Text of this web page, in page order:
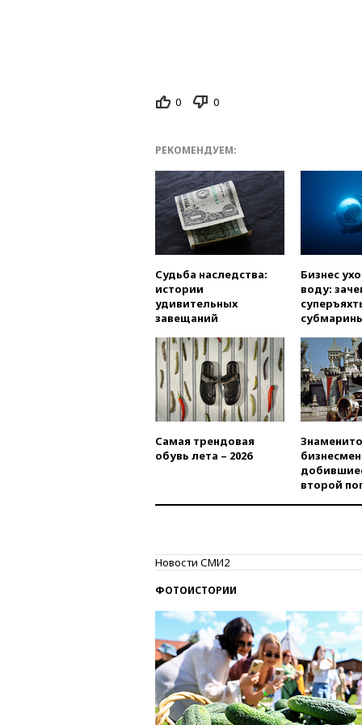
0 0
РЕКОМЕНДУЕМ:
Судьба наследства:
истории
удивительных
завещаний
Бизнес
воду:
Самая трендовая
обувь лета – 2026
второй
Новости СМИ2
ФОТОИСТОРИИ